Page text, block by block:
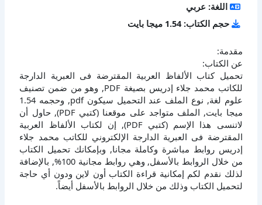
اللغة: عربي
حجم الكتاب: 1.54 ميجا بايت
مقدمة:
عن الكتاب:
تحميل كتاب الألفاظ العربية المقترضة فى العبرية الدارجة
للكاتب محمد جلاء إدريس بصيغة PDF, وهو من ضمن تصنيف
علوم لغة, نوع الملف عند التحميل سيكون pdf, وحجمه 1.54
ميجا بايت, الملف متواجد على موقعنا (كتبي PDF), حاول أن
لاتنسى هذا الإسم (كتبي PDF), إن لكتاب الألفاظ العربية
المقترضة فى العبرية الدارجة الإلكتروني للكاتب محمد جلاء
إدريس روابط مباشرة وكاملة مجانا, وبإمكانك تحميل الكتاب
من خلال الروابط بالأسفل, وهي روابط مجانية 100%, بالإضافة
لذلك نقدم لكم إمكانية قراءة الكتاب أون لاين ودون أي حاجة
لتحميل الكتاب وذلك من خلال الروابط بالأسفل أيضاً.